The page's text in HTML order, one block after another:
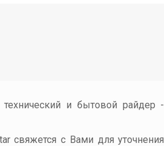
технический и бытовой райдер -
свяжется с Вами для уточнения